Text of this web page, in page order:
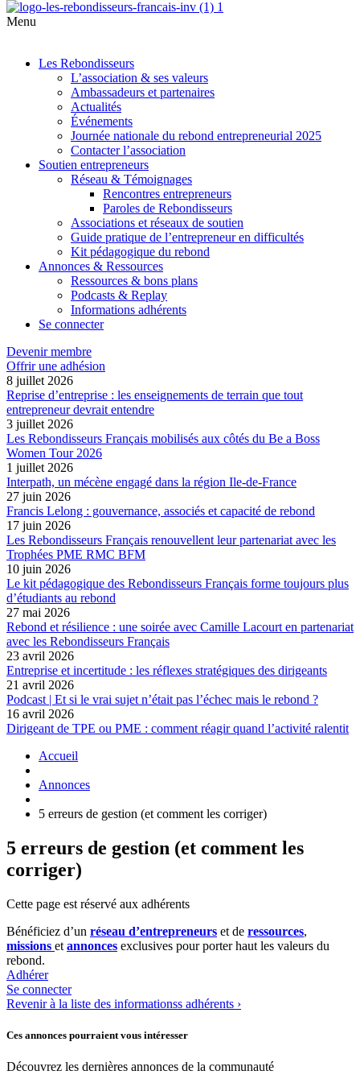
Menu
Les Rebondisseurs
L’association & ses valeurs
Ambassadeurs et partenaires
Actualités
Événements
Journée nationale du rebond entrepreneurial 2025
Contacter l’association
Soutien entrepreneurs
Réseau & Témoignages
Rencontres entrepreneurs
Paroles de Rebondisseurs
Associations et réseaux de soutien
Guide pratique de l’entrepreneur en difficultés
Kit pédagogique du rebond
Annonces & Ressources
Ressources & bons plans
Podcasts & Replay
Informations adhérents
Se connecter
Devenir membre
Offrir une adhésion
8 juillet 2026
Reprise d’entreprise : les enseignements de terrain que tout
entrepreneur devrait entendre
3 juillet 2026
Les Rebondisseurs Français mobilisés aux côtés du Be a Boss
Women Tour 2026
1 juillet 2026
Interpath, un mécène engagé dans la région Ile-de-France
27 juin 2026
Francis Lelong : gouvernance, associés et capacité de rebond
17 juin 2026
Les Rebondisseurs Français renouvellent leur partenariat avec les
Trophées PME RMC BFM
10 juin 2026
Le kit pédagogique des Rebondisseurs Français forme toujours plus
d’étudiants au rebond
27 mai 2026
Rebond et résilience : une soirée avec Camille Lacourt en partenariat
avec les Rebondisseurs Français
23 avril 2026
Entreprise et incertitude : les réflexes stratégiques des dirigeants
21 avril 2026
Podcast | Et si le vrai sujet n’était pas l’échec mais le rebond ?
16 avril 2026
Dirigeant de TPE ou PME : comment réagir quand l’activité ralentit
Accueil
Annonces
5 erreurs de gestion (et comment les corriger)
5 erreurs de gestion (et comment les
corriger)
Cette page est réservé aux adhérents
Bénéficiez d’un réseau d’entrepreneurs et de ressources,
missions et annonces exclusives pour porter haut les valeurs du
rebond.
Adhérer
Se connecter
Revenir à la liste des informationss adhérents ›
Ces annonces pourraient vous intéresser
Découvrez les dernières annonces de la communauté